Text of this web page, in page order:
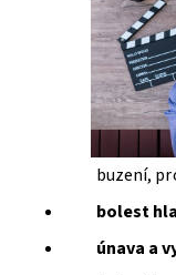
buzení,
bolest
únava a